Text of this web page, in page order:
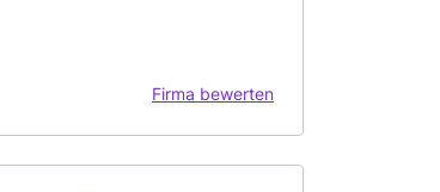
Firma bewerten